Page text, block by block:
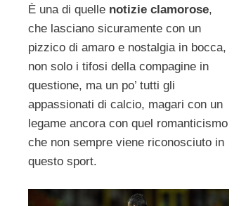
È una di quelle notizie clamorose,
che lasciano sicuramente con un
pizzico di amaro e nostalgia in bocca,
non solo i tifosi della compagine in
questione, ma un po’ tutti gli
appassionati di calcio, magari con un
legame ancora con quel romanticismo
che non sempre viene riconosciuto in
questo sport.